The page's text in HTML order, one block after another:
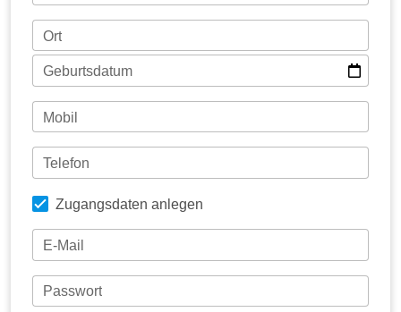
Ort
Geburtsdatum
Mobil
Telefon
Zugangsdaten anlegen
E-Mail
Passwort